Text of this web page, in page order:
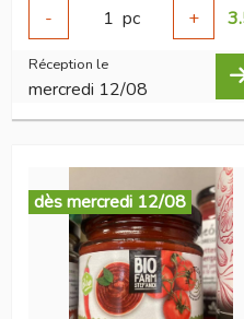
-
1 pc +
Réception le
mercredi 12/08
dès mercredi 12/08